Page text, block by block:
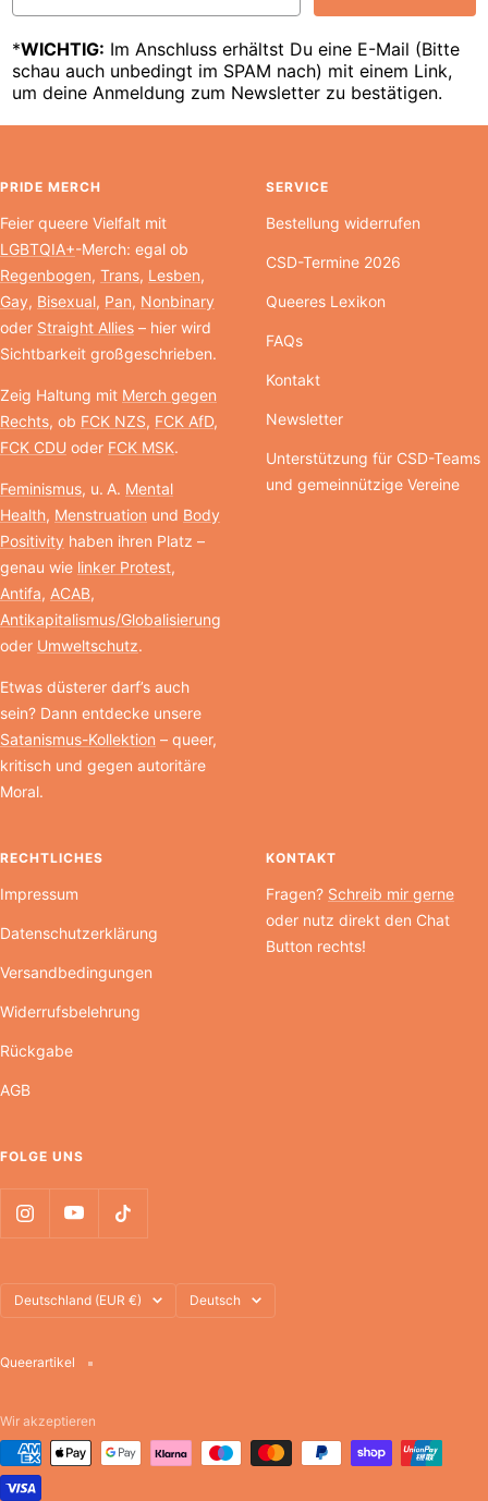
*WICHTIG: Im Anschluss erhältst Du eine E-Mail (Bitte
schau auch unbedingt im SPAM nach) mit einem Link,
um deine Anmeldung zum Newsletter zu bestätigen.
PRIDE MERCH
Feier queere Vielfalt mit
LGBTQIA+-Merch: egal ob
Regenbogen, Trans, Lesben,
Gay, Bisexual, Pan, Nonbinary
oder Straight Allies – hier wird
Sichtbarkeit großgeschrieben.
Zeig Haltung mit Merch gegen
Rechts, ob FCK NZS, FCK AfD,
FCK CDU oder FCK MSK.
Feminismus, u. A. Mental
Health, Menstruation und Body
Positivity haben ihren Platz –
genau wie linker Protest,
Antifa, ACAB,
Antikapitalismus/Globalisierung
oder Umweltschutz.
Etwas düsterer darf’s auch
sein? Dann entdecke unsere
Satanismus-Kollektion – queer,
kritisch und gegen autoritäre
Moral.
SERVICE
Bestellung widerrufen
CSD-Termine 2026
Queeres Lexikon
FAQs
Kontakt
Newsletter
Unterstützung für CSD-Teams
und gemeinnützige Vereine
RECHTLICHES
Impressum
Datenschutzerklärung
Versandbedingungen
Widerrufsbelehrung
Rückgabe
AGB
KONTAKT
Fragen? Schreib mir gerne
oder nutz direkt den Chat
Button rechts!
FOLGE UNS
Land/Region
Deutschland (EUR €) Sprache
Deutsch
Queerartikel
Wir akzeptieren